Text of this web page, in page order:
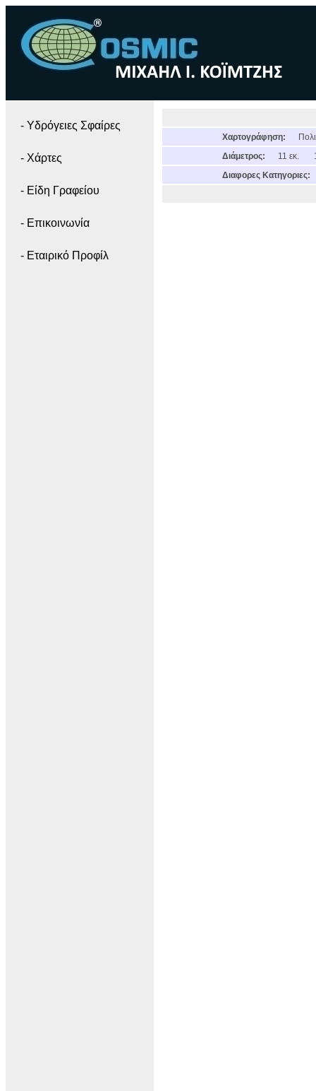
- Yδρόγειες Σφαίρες
- Χάρτες
- Είδη Γραφείου
- Επικοινωνία
- Εταιρικό Προφίλ
Χαρτογράφηση:
Διάμετρος:
11 εκ.
Διαφορες Κατηγοριες: